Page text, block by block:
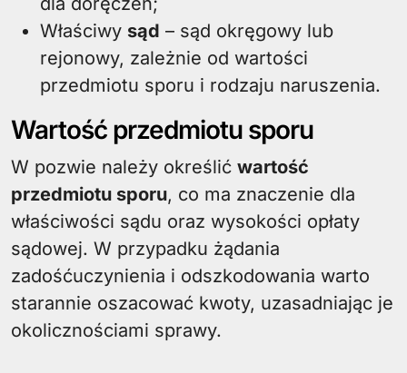
Właściwy sąd – sąd okręgowy lub
rejonowy, zależnie od wartości
przedmiotu sporu i rodzaju naruszenia.
Wartość przedmiotu sporu
W pozwie należy określić wartość
przedmiotu sporu, co ma znaczenie dla
właściwości sądu oraz wysokości opłaty
sądowej. W przypadku żądania
zadośćuczynienia i odszkodowania warto
starannie oszacować kwoty, uzasadniając je
okolicznościami sprawy.